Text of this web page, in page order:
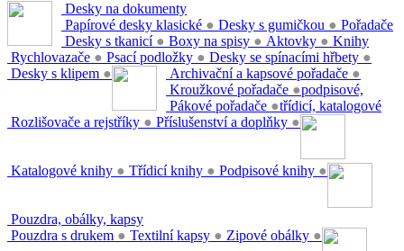
Desky na dokumenty
Papírové desky klasické ● Desky s gumičkou ●
Desky s tkanicí ● Boxy na spisy ● Aktovky ●
Rychlovazače ● Psací podložky ● Desky se spínacími hřbety ●
Desky s klipem ●
Pořadače
Archivační a kapsové pořadače ●
Kroužkové pořadače ●
Pákové pořadače ●
Rozlišovače a rejstříky ● Příslušenství a doplňky ●
Knihy
podpisové,
třídicí, katalogové
Katalogové knihy ● Třídicí knihy ● Podpisové knihy ●
Pouzdra, obálky, kapsy
Pouzdra s drukem ● Textilní kapsy ● Zipové obálky ●